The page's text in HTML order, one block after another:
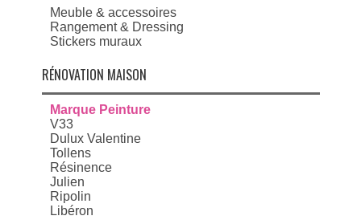
Meuble & accessoires
Rangement & Dressing
Stickers muraux
RÉNOVATION MAISON
Marque Peinture
V33
Dulux Valentine
Tollens
Résinence
Julien
Ripolin
Libéron